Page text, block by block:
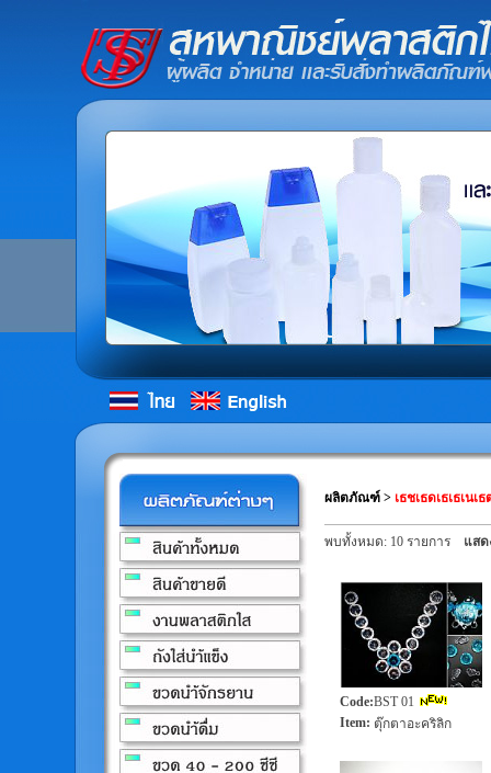
ผลิตภัณฑ์ > เธชเธดเธเธเน
พบทั้งหมด: 10 รายการ แสด
Code:BST 01
Item: ตุ๊กตาอะคริลิก